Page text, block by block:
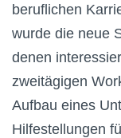
beruflichen
wurde die neue
denen
zweitägigen
Aufbau eines
Hilfestellungen